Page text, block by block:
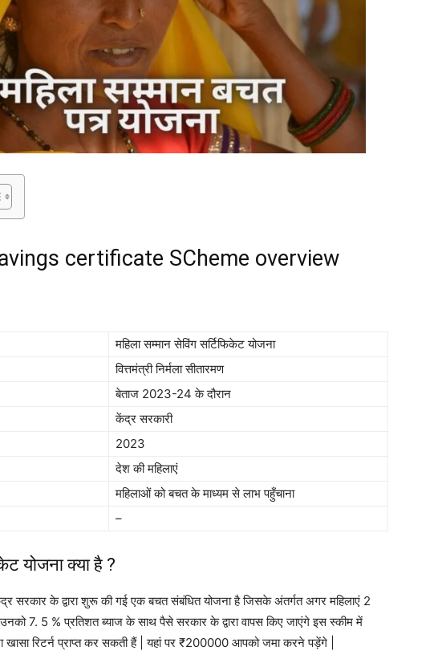
certificate SCheme overview
महिला सम्मान सेविंग सर्टिफिकेट योजना
वित्तमंत्री निर्मला सीतारमण
बेताज 2023-24 के दौरान
केंद्र सरकारी
2023
देश की महिलाएं
महिलाओं को बचत के माध्यम से लाभ पहुँचाना
–
योजना क्या है ?
सरकार के द्वारा शुरू की गई एक बचत संबंधित योजना है जिसके अंतर्गत अगर महिलाएं 2
7. 5 % प्रतिशत ब्याज के साथ पैसे सरकार के द्वारा वापस किए जाएंगे इस स्कीम में
रिटर्न प्राप्त कर सकती हैं | यहां पर ₹200000 आपको जमा करने पड़ेंगे |